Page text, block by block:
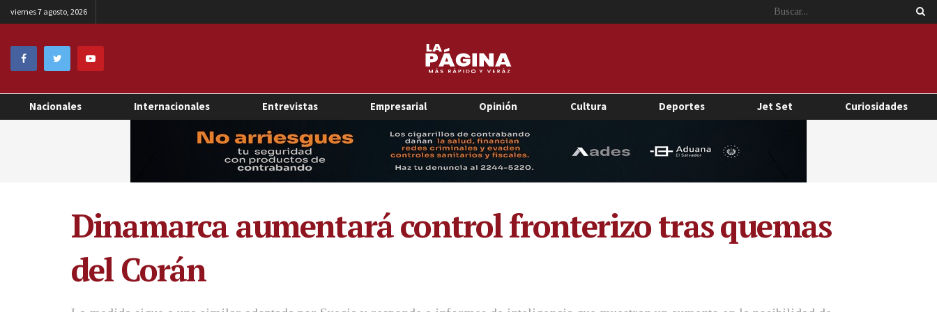
viernes 7 agosto, 2026
Nacionales Internacionales Entrevistas Empresarial Opinión Cultura Deportes Jet Set Curiosidades
Dinamarca aumentará control fronterizo tras quemas
del Corán